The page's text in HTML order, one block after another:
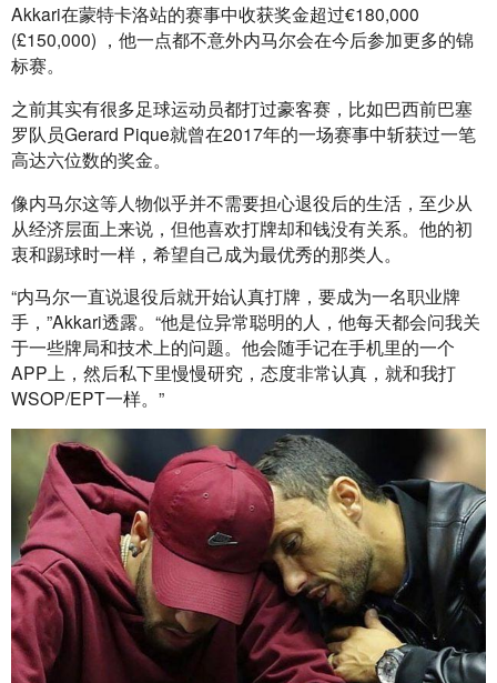
Akkari在蒙特卡洛站的赛事中收获奖金超过€180,000
(£150,000) ，他一点都不意外内马尔会在今后参加更多的锦
标赛。
之前其实有很多足球运动员都打过豪客赛，比如巴西前巴塞
罗队员Gerard Pique就曾在2017年的一场赛事中斩获过一笔
高达六位数的奖金。
像内马尔这等人物似乎并不需要担心退役后的生活，至少从
从经济层面上来说，但他喜欢打牌却和钱没有关系。他的初
衷和踢球时一样，希望自己成为最优秀的那类人。
“内马尔一直说退役后就开始认真打牌，要成为一名职业牌
手，”Akkari透露。“他是位异常聪明的人，他每天都会问我关
于一些牌局和技术上的问题。他会随手记在手机里的一个
APP上，然后私下里慢慢研究，态度非常认真，就和我打
WSOP/EPT一样。”